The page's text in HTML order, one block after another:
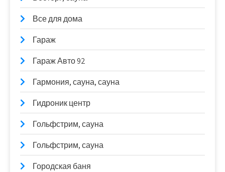
Все для дома
Гараж
Гараж Авто 92
Гармония, сауна, сауна
Гидроник центр
Гольфстрим, сауна
Гольфстрим, сауна
Городская баня